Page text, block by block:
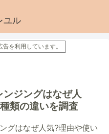
を利用しています。
ジングはなぜ人
類の違いを調査